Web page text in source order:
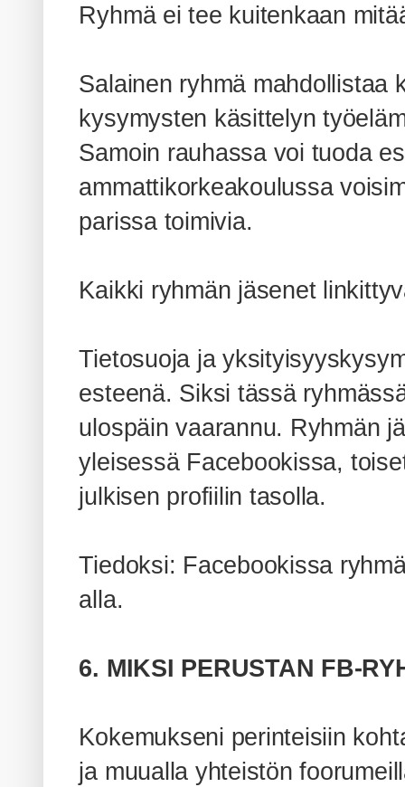
Ryhmä ei tee kuitenkaan
Salainen ryhmä mahdollistaa
kysymysten käsittelyn
Samoin rauhassa voi tuoda
ammattikorkeakoulussa
parissa toimivia.
Kaikki ryhmän jäsenet
Tietosuoja ja
esteenä. Siksi tässä
ulospäin vaarannu. Ryhmän
yleisessä Facebookissa,
julkisen profiilin tasolla.
Tiedoksi: Facebookissa
alla.
6. MIKSI PERUSTAN FB-
Kokemukseni perinteisiin
ja muualla yhteistön